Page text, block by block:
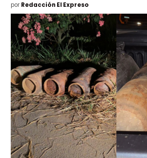
por Redacción El Expreso